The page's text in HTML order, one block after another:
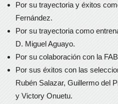
Por su trayectoria y éxitos
Fernández.
Por su trayectoria como
D. Miguel Aguayo.
Por su colaboración con la
Por sus éxitos con las
Rubén Salazar, Guillermo del
y Victory Onuetu.